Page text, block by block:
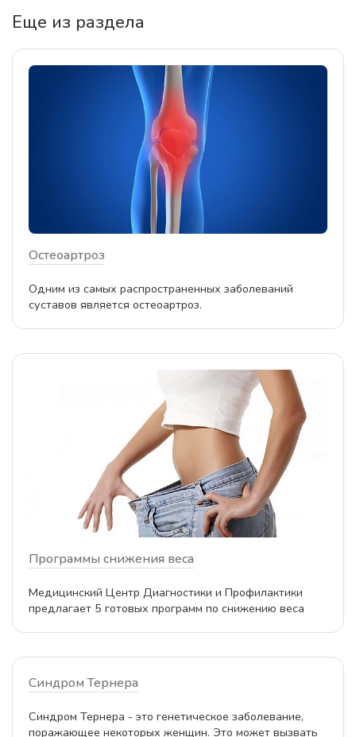
Еще из раздела
Остеоартроз
Одним из самых распространенных заболеваний
суставов является остеоартроз.
Программы снижения веса
Медицинский Центр Диагностики и Профилактики
предлагает 5 готовых программ по снижению веса
Синдром Тернера
Синдром Тернера - это генетическое заболевание,
поражающее некоторых женщин. Это может вызвать